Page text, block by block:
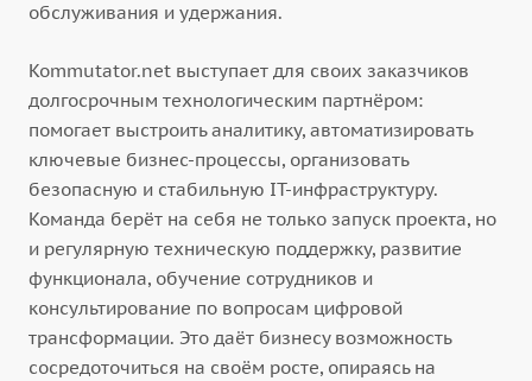
обслуживания и удержания.
Kommutator.net выступает для своих заказчиков
долгосрочным технологическим партнёром:
помогает выстроить аналитику, автоматизировать
ключевые бизнес-процессы, организовать
безопасную и стабильную IT-инфраструктуру.
Команда берёт на себя не только запуск проекта, но
и регулярную техническую поддержку, развитие
функционала, обучение сотрудников и
консультирование по вопросам цифровой
трансформации. Это даёт бизнесу возможность
сосредоточиться на своём росте, опираясь на